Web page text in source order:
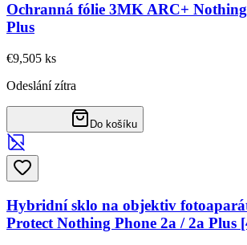
Ochranná fólie 3MK ARC+
Plus
€9,505 ks
Odeslání zítra
Do košíku
Hybridní sklo na objektiv
Protect Nothing Phone 2a / 2a Plus